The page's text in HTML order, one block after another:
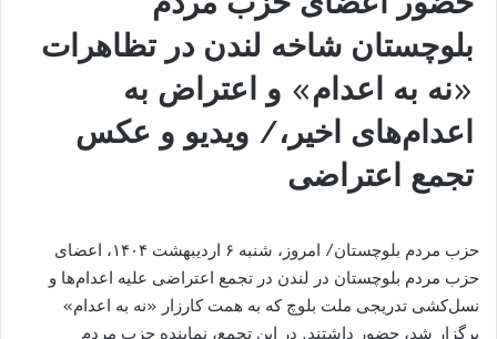
بلوچستان شاخه لندن در تظاهرات
«نه به اعدام» و اعتراض به
اعدام‌های اخیر،/ ویدیو و عکس
تجمع اعتراضی
حزب مردم بلوچستان/ امروز، شنبه ۶ اردیبهشت ۱۴۰۴، اعضای
حزب مردم بلوچستان در لندن در تجمع اعتراضی علیه اعدام‌ها و
نسل‌کشی تدریجی ملت بلوچ که به همت کارزار «نه به اعدام»
برگزار شد، حضور داشتند. در این تجمع، نماینده حزب مردم